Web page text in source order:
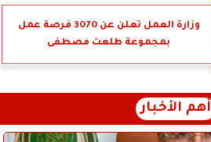
وزارة العمل تعلن عن 3070 فرصة عمل
بمجموعة طلعت مصطفى
أهم الأخبار